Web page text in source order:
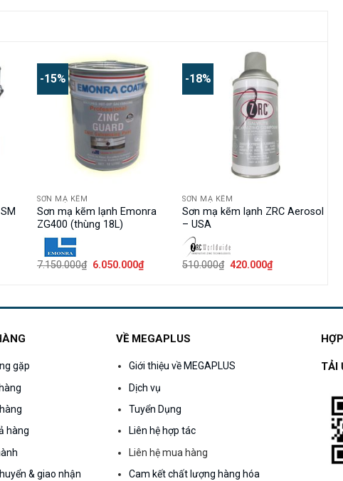
-15%
SƠN MẠ KẼM
Sơn mạ kẽm lạnh Emonra
ZG400 (thùng 18L)
7.150.000₫ Giá
6.050.000₫Giá
hiện
6.050.000₫.
-18%
SƠN MẠ KẼM
Sơn mạ kẽm lạnh ZRC Aerosol
– USA
510.000₫ Giá
420.000₫Giá
hiện
420.000₫.
gặp
hàng
& giao nhận
VỀ MEGAPLUS
Giới thiệu về MEGAPLUS
Dịch vụ
Tuyển Dụng
Liên hệ hợp tác
Liên hệ mua hàng
Cam kết chất lượng hàng hóa
TẢI